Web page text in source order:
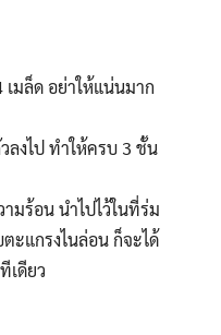
มล็ด อย่าให้แน่นมาก
ลงไป ทำให้ครบ 3 ชั้น
มร้อน นำไปไว้ในที่ร่ม
ะแกรงไนล่อน ก็จะได้
เดียว